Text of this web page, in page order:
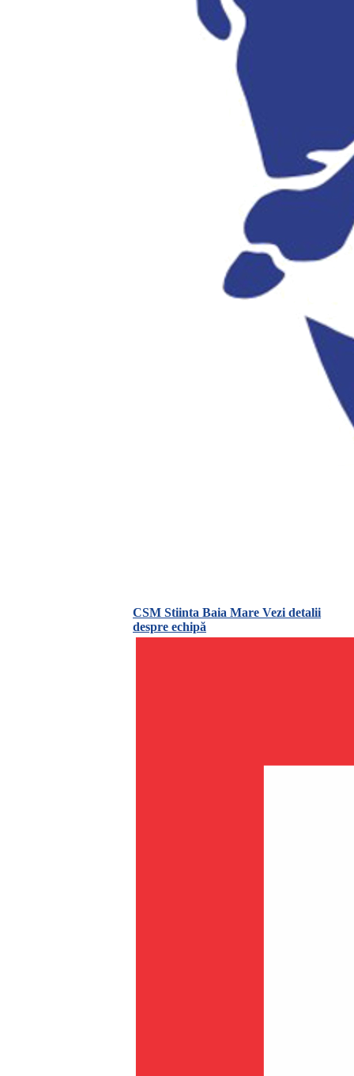
CSM Stiinta Baia Mare Vezi detalii
despre echipă